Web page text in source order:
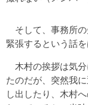
そして、事務所の
緊張するという話を
木村の挨拶は気分
たのだが、突然我
し出したり、木村